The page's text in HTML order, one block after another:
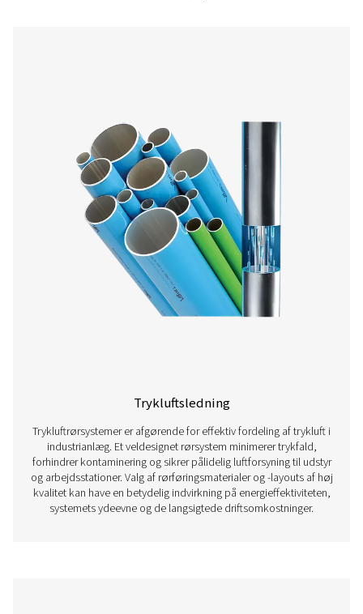
Komplet sortiment
Læs mere om vores tilbehørsprodukter